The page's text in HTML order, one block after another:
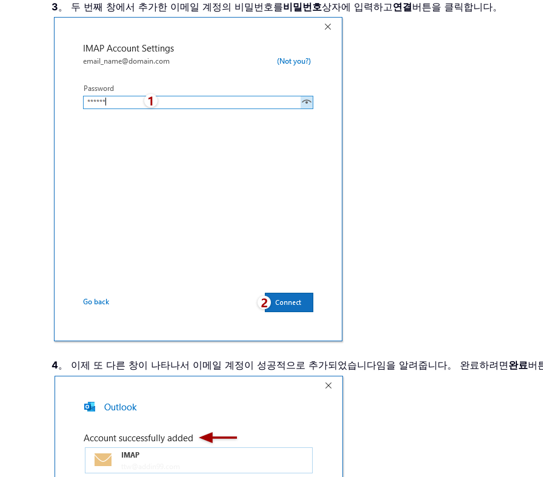
3。 두 번째 창에서 추가한 이메일 계정의 비밀번호를비밀번호상자에 입력하고연결버튼을 클릭합니다。
4。 이제 또 다른 창이 나타나서 이메일 계정이 성공적으로 추가되었습니다임을 알려줍니다。 완료하려면완료버